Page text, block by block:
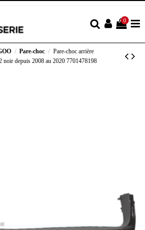
0
Pare-choc
Pare-choc arrière
noir depuis 2008 au 2020 7701478198